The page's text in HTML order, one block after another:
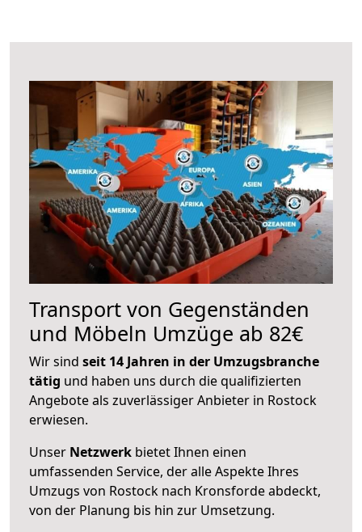
Transport von Gegenständen
und Möbeln Umzüge ab 82€
Wir sind seit 14 Jahren in der Umzugsbranche
tätig und haben uns durch die qualifizierten
Angebote als zuverlässiger Anbieter in Rostock
erwiesen.
Unser Netzwerk bietet Ihnen einen
umfassenden Service, der alle Aspekte Ihres
Umzugs von Rostock nach Kronsforde abdeckt,
von der Planung bis hin zur Umsetzung.